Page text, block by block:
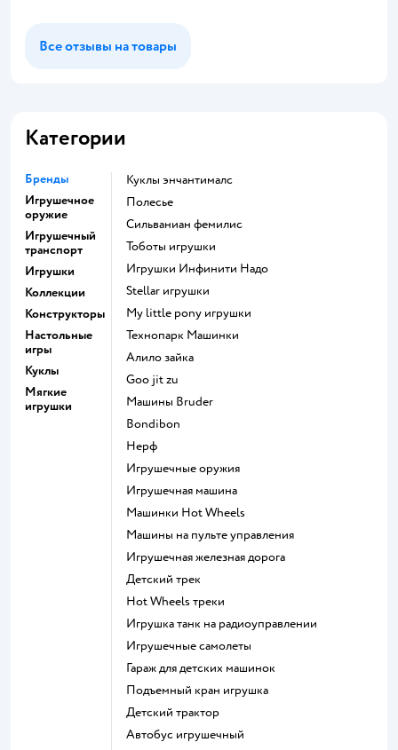
Все отзывы на товары
Категории
Бренды
Игрушечное
оружие
Игрушечный
транспорт
Игрушки
Коллекции
Конструкторы
Настольные
игры
Куклы
Мягкие
игрушки
Куклы энчантималс
Полесье
Сильваниан фемилис
Тоботы игрушки
Игрушки Инфинити Надо
Stellar игрушки
my little pony игрушки
Технопарк Машинки
Алило зайка
Goo jit zu
Машины Bruder
Bondibon
Нерф
Игрушечные оружия
Игрушечная машина
Машинки Hot Wheels
Машины на пульте управления
Игрушечная железная дорога
Детский трек
Hot Wheels треки
Игрушка танк на радиоуправлении
Игрушечные самолеты
Гараж для детских машинок
Подъемный кран игрушка
Детский трактор
Автобус игрушечный